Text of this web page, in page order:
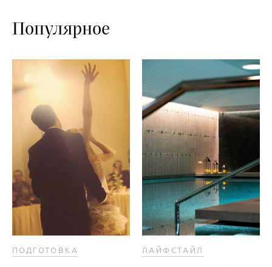
Популярное
ПОДГОТОВКА ЛАЙФСТАЙЛ